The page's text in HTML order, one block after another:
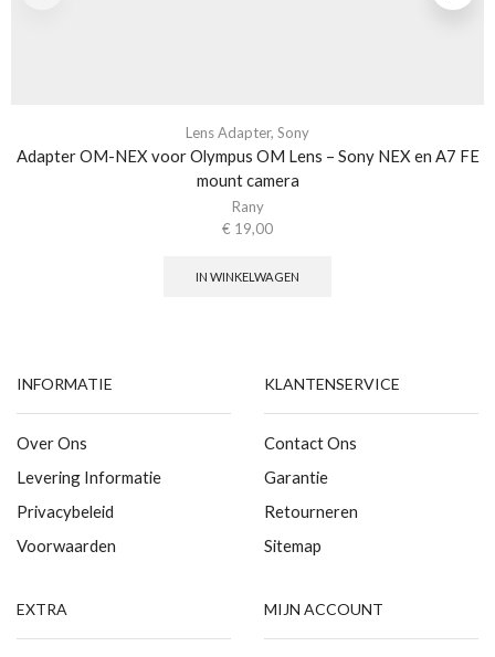
Lens Adapter, Sony
Adapter OM-NEX voor Olympus OM Lens – Sony NEX en A7 FE
mount camera
Rany
€ 19,00
IN WINKELWAGEN
INFORMATIE
Over Ons
Levering Informatie
Privacybeleid
Voorwaarden
KLANTENSERVICE
Contact Ons
Garantie
Retourneren
Sitemap
EXTRA MIJN ACCOUNT